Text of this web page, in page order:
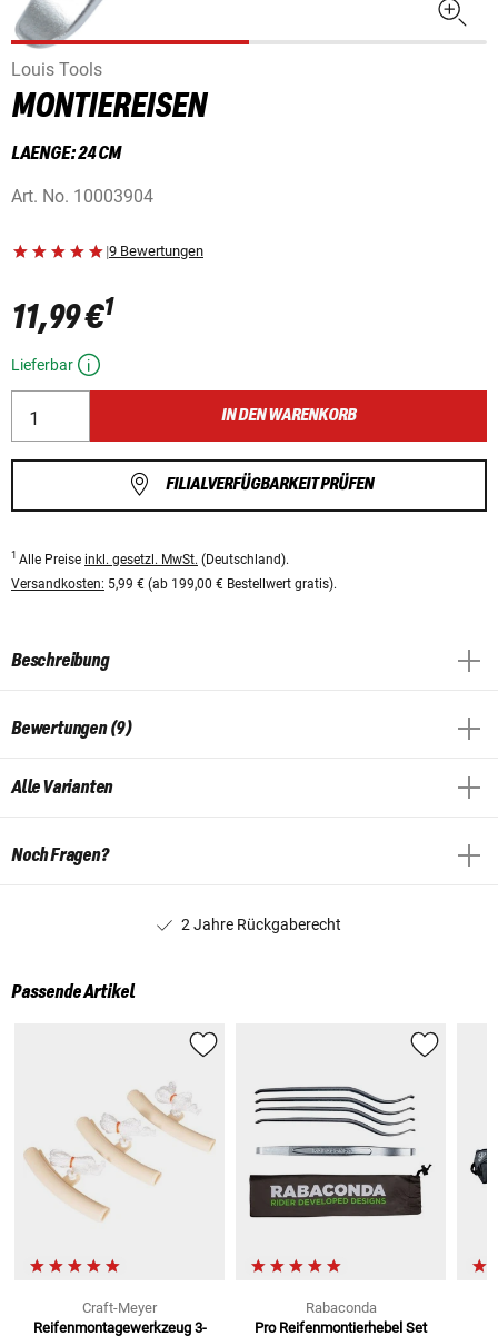
Louis Tools
MONTIEREISEN
LAENGE: 24 CM
Art. No. 10003904
|9 Bewertungen
11,99 €1
Lieferbar
IN DEN WARENKORB
FILIALVERFÜGBARKEIT PRÜFEN
1 Alle Preise inkl. gesetzl. MwSt. (Deutschland).
Versandkosten: 5,99 € (ab 199,00 € Bestellwert gratis).
Beschreibung
Bewertungen (9)
Alle Varianten
Noch Fragen?
2 Jahre Rückgaberecht
Passende Artikel
Craft-Meyer
Reifenmontagewerkzeug 3-
Rabaconda
Pro Reifenmontierhebel Set